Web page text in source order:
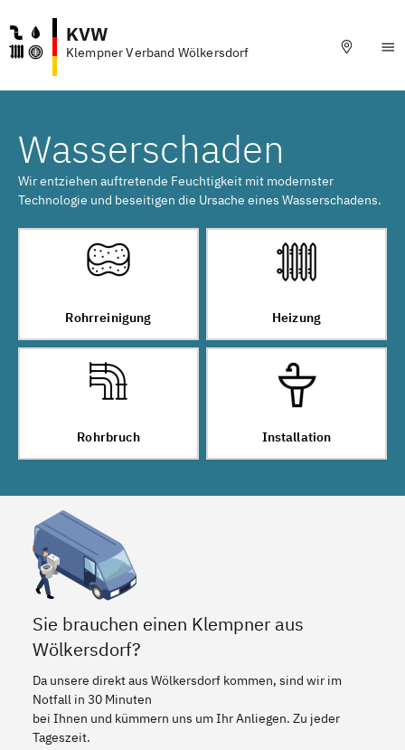
KVW
Klempner Verband Wölkersdorf
Wasserschaden
Wir entziehen auftretende Feuchtigkeit mit modernster
Technologie und beseitigen die Ursache eines Wasserschadens.
Rohrreinigung Heizung
Rohrbruch Installation
Sie brauchen einen Klempner aus
Wölkersdorf?
Da unsere direkt aus Wölkersdorf kommen, sind wir im
Notfall in 30 Minuten
bei Ihnen und kümmern uns um Ihr Anliegen. Zu jeder
Tageszeit.